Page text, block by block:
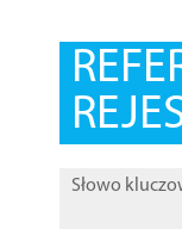
Słowo